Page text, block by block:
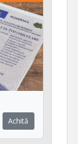
Achită